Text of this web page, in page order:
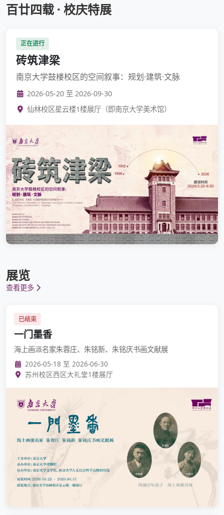
百廿四载 · 校庆特展
正在进行
砖筑津梁
南京大学鼓楼校区的空间叙事：规划·建筑·文脉
2026-05-20 至 2026-09-30
仙林校区星云楼1楼展厅（即南京大学美术馆）
展览
查看更多
已结束
一门墨香
海上画派名家朱蓉庄、朱铭新、朱铭庆书画文献展
2026-05-18 至 2026-06-30
苏州校区西区大礼堂1楼展厅